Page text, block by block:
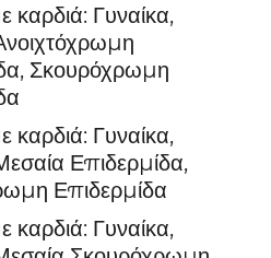
καρδιά: Γυναίκα,
Σκουρόχρωμη
καρδιά: Γυναίκα,
Επιδερμίδα,
Επιδερμίδα
καρδιά: Γυναίκα,